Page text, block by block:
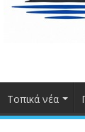
Τοπικά νέα